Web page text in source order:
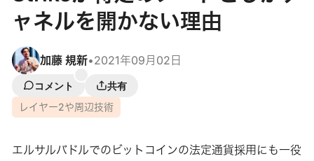
ャネルを開かない理由
加藤 規新•2021年09月02日
コメント
共有
レイヤー2や周辺技術
エルサルバドルでのビットコインの法定通貨採用にも一役